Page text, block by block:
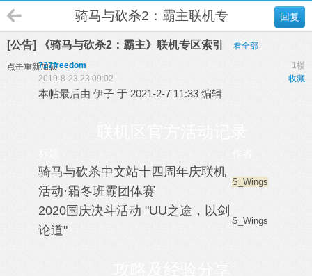
回复
骑马与砍杀2：霸主联机专区
[公告] 《骑马与砍杀2：霸主》联机专区索引 看全部
点击重新加载 1楼
727freedom
收藏
2019-8-23 23:09:02
本帖最后由 伊子 于 2021-2-7 11:33 编辑
骑马与砍杀中文站十四周年庆联机
活动·霜冬班霸团体赛
S_Wings
2020国庆决斗活动 "UU之途，以剑
论道"
S_Wings